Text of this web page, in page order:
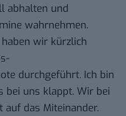
abhalten und
wahrnehmen.
wir kürzlich
durchgeführt. Ich bin
bei uns klappt. Wir bei
das Miteinander.